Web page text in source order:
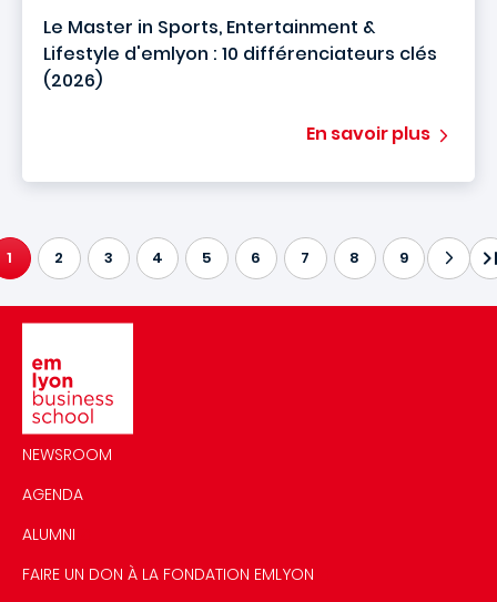
Le Master in Sports, Entertainment &
Lifestyle d'emlyon : 10 différenciateurs clés
(2026)
En savoir plus
PAGE COURANTE
1 2 3 4 5 6 7 8 9
NEWSROOM
AGENDA
ALUMNI
FAIRE UN DON À LA FONDATION EMLYON